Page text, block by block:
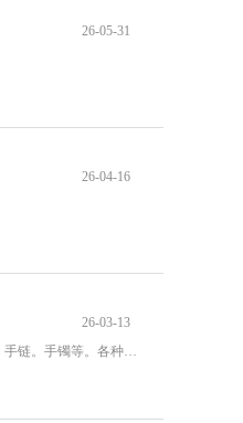
26-05-31
26-04-16
26-03-13